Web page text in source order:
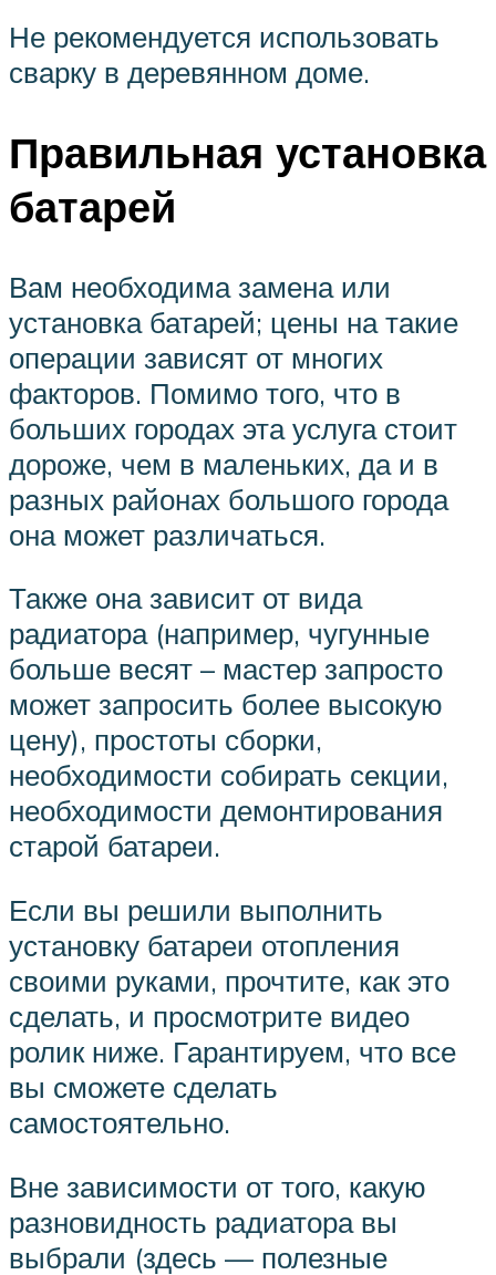
Не рекомендуется использовать
сварку в деревянном доме.
Правильная установка
батарей
Вам необходима замена или
установка батарей; цены на такие
операции зависят от многих
факторов. Помимо того, что в
больших городах эта услуга стоит
дороже, чем в маленьких, да и в
разных районах большого города
она может различаться.
Также она зависит от вида
радиатора (например, чугунные
больше весят – мастер запросто
может запросить более высокую
цену), простоты сборки,
необходимости собирать секции,
необходимости демонтирования
старой батареи.
Если вы решили выполнить
установку батареи отопления
своими руками, прочтите, как это
сделать, и просмотрите видео
ролик ниже. Гарантируем, что все
вы сможете сделать
самостоятельно.
Вне зависимости от того, какую
разновидность радиатора вы
выбрали (здесь — полезные